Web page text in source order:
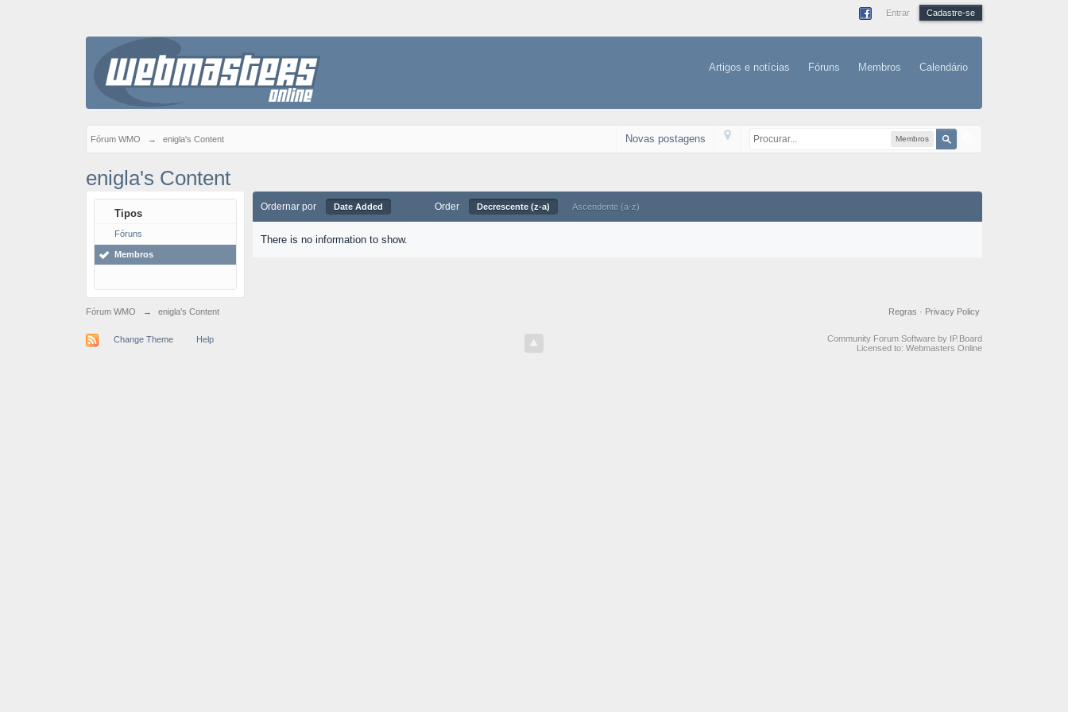
Entrar Cadastre-se
Artigos e notícias Fóruns Membros Calendário
Fórum WMO → enigla's Content Membros
Novas postagens
enigla's Content
Tipos
Fóruns
Membros
Ordernar por Date Added Order Decrescente (z-a) Ascendente (a-z)
There is no information to show.
Fórum WMO → enigla's Content Privacy Policy
Regras ·
Change Theme Help
Community Forum Software by IP.Board
Licensed to: Webmasters Online